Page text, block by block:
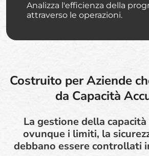
Analizza l'efficienza della
attraverso le operazioni.
Costruito per Aziende
da Capacità
La gestione della capacità
ovunque i limiti, la
debbano essere controllati